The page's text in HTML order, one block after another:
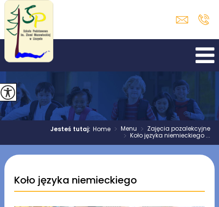
Jesteś tutaj:Home > Menu > Zajęcia pozalekcyjne
> Koło języka niemieckiego ...
Koło języka niemieckiego